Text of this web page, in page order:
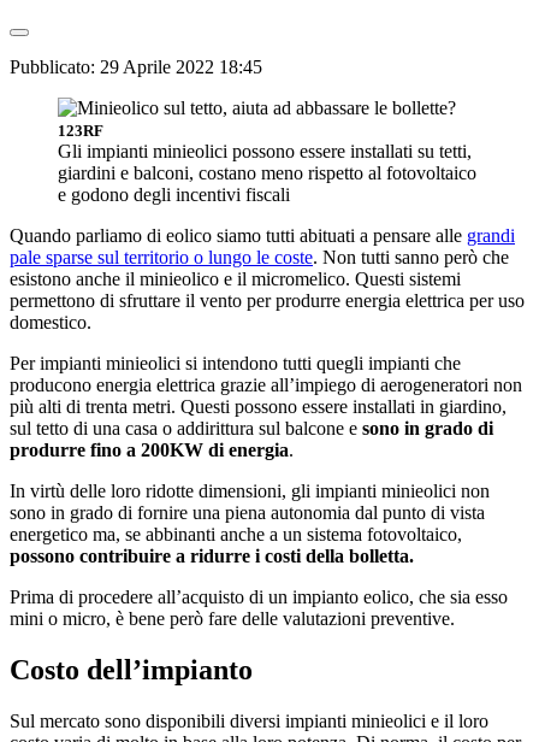
Pubblicato: 29 Aprile 2022 18:45
123RF
Gli impianti minieolici possono essere installati su tetti,
giardini e balconi, costano meno rispetto al fotovoltaico
e godono degli incentivi fiscali
Quando parliamo di eolico siamo tutti abituati a pensare alle grandi
pale sparse sul territorio o lungo le coste. Non tutti sanno però che
esistono anche il minieolico e il micromelico. Questi sistemi
permettono di sfruttare il vento per produrre energia elettrica per uso
domestico.
Per impianti minieolici si intendono tutti quegli impianti che
producono energia elettrica grazie all’impiego di aerogeneratori non
più alti di trenta metri. Questi possono essere installati in giardino,
sul tetto di una casa o addirittura sul balcone e sono in grado di
produrre fino a 200KW di energia.
In virtù delle loro ridotte dimensioni, gli impianti minieolici non
sono in grado di fornire una piena autonomia dal punto di vista
energetico ma, se abbinanti anche a un sistema fotovoltaico,
possono contribuire a ridurre i costi della bolletta.
Prima di procedere all’acquisto di un impianto eolico, che sia esso
mini o micro, è bene però fare delle valutazioni preventive.
Costo dell’impianto
Sul mercato sono disponibili diversi impianti minieolici e il loro